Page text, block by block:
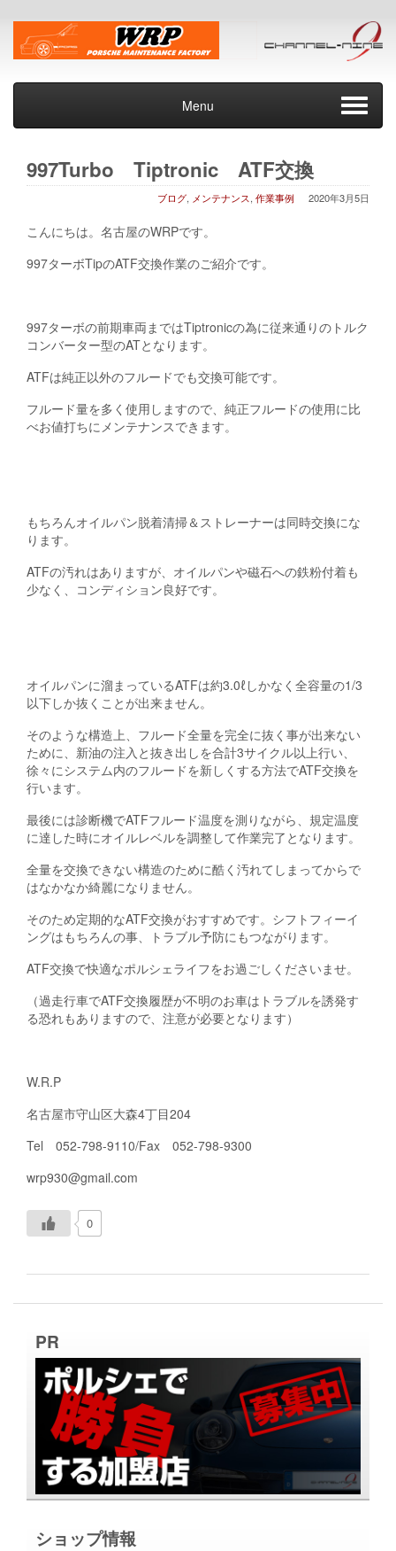
Menu
997Turbo Tiptronic ATF交換
2020年3月5日
ブログ, メンテナンス, 作業事例
こんにちは。名古屋のWRPです。
997ターボTipのATF交換作業のご紹介です。
997ターボの前期車両まではTiptronicの為に従来通りのトルク
コンバーター型のATとなります。
ATFは純正以外のフルードでも交換可能です。
フルード量を多く使用しますので、純正フルードの使用に比
べお値打ちにメンテナンスできます。
もちろんオイルパン脱着清掃＆ストレーナーは同時交換にな
ります。
ATFの汚れはありますが、オイルパンや磁石への鉄粉付着も
少なく、コンディション良好です。
オイルパンに溜まっているATFは約3.0ℓしかなく全容量の1/3
以下しか抜くことが出来ません。
そのような構造上、フルード全量を完全に抜く事が出来ない
ために、新油の注入と抜き出しを合計3サイクル以上行い、
徐々にシステム内のフルードを新しくする方法でATF交換を
行います。
最後には診断機でATFフルード温度を測りながら、規定温度
に達した時にオイルレベルを調整して作業完了となります。
全量を交換できない構造のために酷く汚れてしまってからで
はなかなか綺麗になりません。
そのため定期的なATF交換がおすすめです。シフトフィーイ
ングはもちろんの事、トラブル予防にもつながります。
ATF交換で快適なポルシェライフをお過ごしくださいませ。
（過走行車でATF交換履歴が不明のお車はトラブルを誘発す
る恐れもありますので、注意が必要となります）
W.R.P
名古屋市守山区大森4丁目204
Tel 052-798-9110/Fax 052-798-9300
wrp930@gmail.com
0
PR
ショップ情報